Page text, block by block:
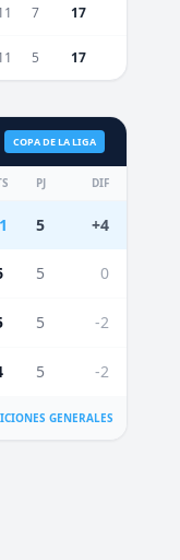
7 17
5 17
COPA DE LA LIGA
PJ DIF
5 +4
5 0
5 -2
5 -2
GENERALES